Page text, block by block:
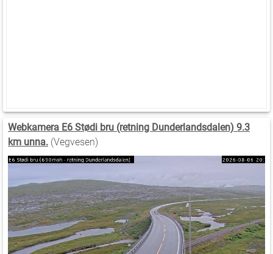
Webkamera E6 Stødi bru (retning Dunderlandsdalen) 9.3
km unna. (Vegvesen)